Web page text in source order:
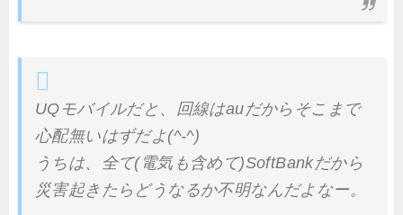
UQモバイルだと、回線はauだからそこまで
心配無いはずだよ(^-^)
うちは、全て(電気も含めて)SoftBankだから
災害起きたらどうなるか不明なんだよなー。